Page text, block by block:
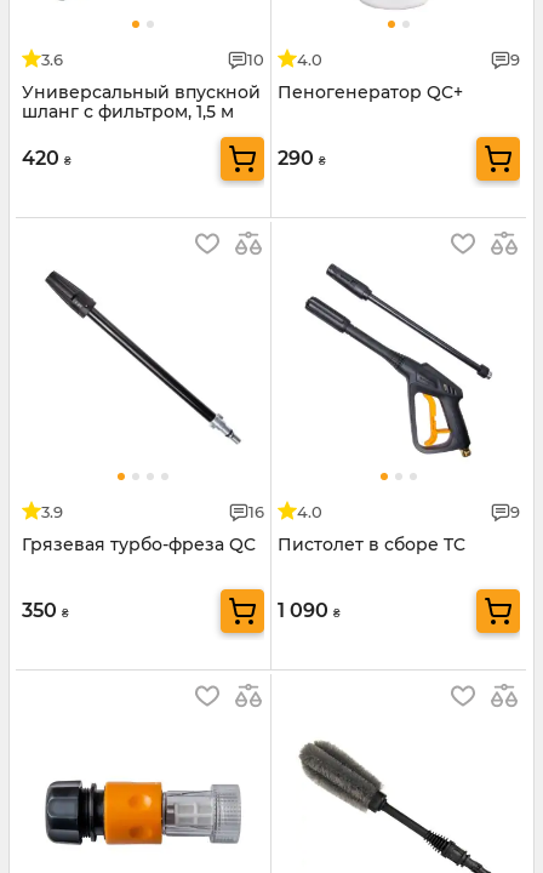
3.6 10
Универсальный впускной
шланг с фильтром, 1,5 м
420 ₴
4.0 9
Пеногенератор QC+
290 ₴
3.9 16
Грязевая турбо-фреза QC
350 ₴
4.0 9
Пистолет в сборе TC
1 090 ₴